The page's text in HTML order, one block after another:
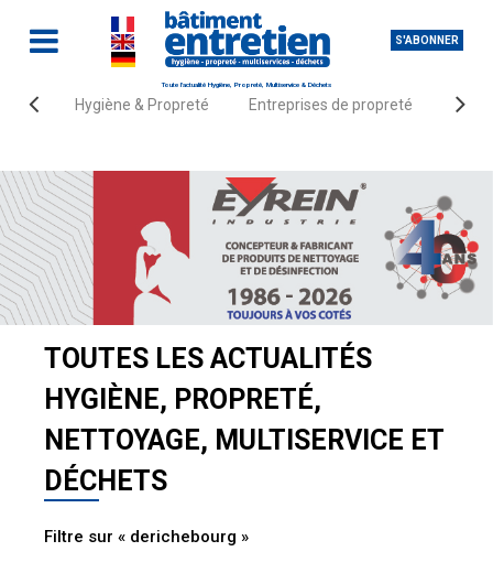
S'ABONNER
Toute l'actualité Hygiène, Propreté, Multiservice & Déchets
Hygiène & Propreté Entreprises de propreté
Accueil Actualités
TOUTES LES ACTUALITÉS
HYGIÈNE, PROPRETÉ,
NETTOYAGE, MULTISERVICE ET
DÉCHETS
Filtre sur « derichebourg »